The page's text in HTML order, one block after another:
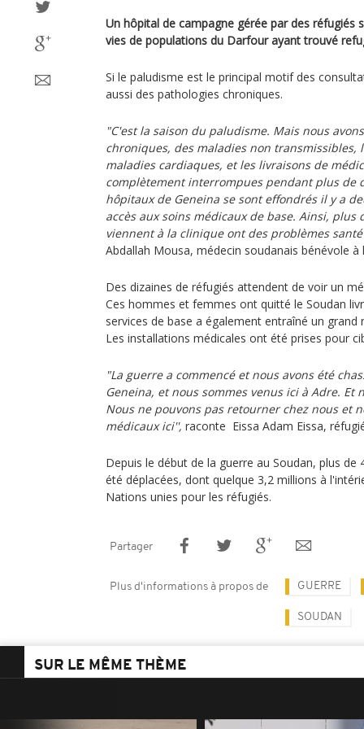
Un hôpital de campagne gérée par des réfugiés
vies de populations du Darfour ayant trouvé
Si le paludisme est le principal motif des
aussi des pathologies chroniques.
"C'est la saison du paludisme. Mais nous
chroniques, des maladies non transmissibles,
maladies cardiaques, et les livraisons de
complètement interrompues pendant plus de
hôpitaux de Geneina se sont effondrés il y a
accès aux soins médicaux de base. Ainsi, plus
viennent à la clinique ont des problèmes
Abdallah Mousa, médecin soudanais bénévole
Des dizaines de réfugiés attendent de voir un
Ces hommes et femmes ont quitté le Soudan
services de base a également entraîné un grand
Les installations médicales ont été prises pour
"La guerre a commencé et nous avons été
Geneina, et nous sommes venus ici à Adre. Et
Nous ne pouvons pas retourner chez nous et
médicaux ici'', raconte Eissa Adam Eissa,
Depuis le début de la guerre au Soudan, plus
été déplacées, dont quelque 3,2 millions à
Nations unies pour les réfugiés.
Partager
Plus d'informations à propos de GUERRE
SOUDAN
SUR LE MÊME THÈME